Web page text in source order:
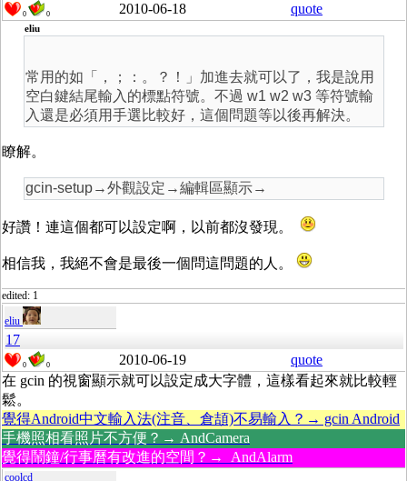
0 0 2010-06-18 quote
eliu
常用的如「，；：。？！」加進去就可以了，我是說用
空白鍵結尾輸入的標點符號。不過 w1 w2 w3 等符號輸
入還是必須用手選比較好，這個問題等以後再解決。
瞭解。
gcin-setup→外觀設定→編輯區顯示→
好讚！連這個都可以設定啊，以前都沒發現。
相信我，我絕不會是最後一個問這問題的人。
edited: 1
eliu
17
0 0 2010-06-19
quote
在 gcin 的視窗顯示就可以設定成大字體，這樣看起來就比較輕
鬆。
覺得Android中文輸入法(注音、倉頡)不易輸入？→ gcin Android
手機照相看照片不方便？→ AndCamera
覺得鬧鐘/行事曆有改進的空間？→ AndAlarm
coolcd